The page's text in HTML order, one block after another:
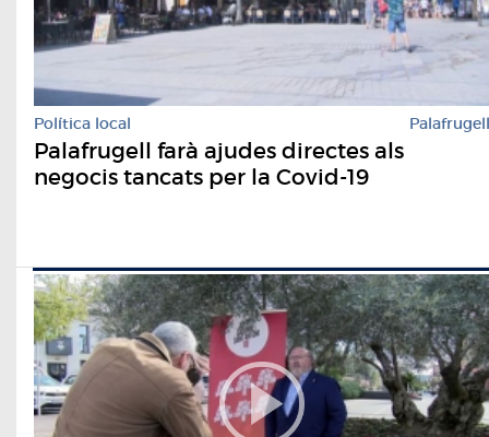
Política local Palafrugell
Palafrugell farà ajudes directes als
negocis tancats per la Covid-19